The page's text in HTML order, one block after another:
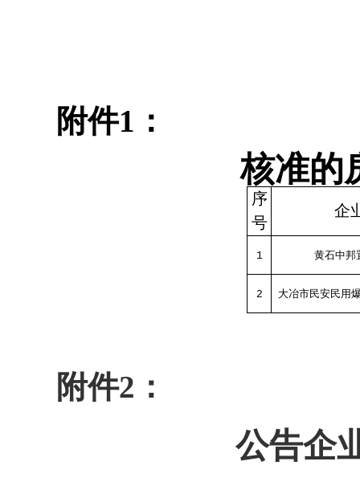
附件1 ：
核准的
序
号
企
1 黄石中邦
2 大冶市民安民用
附件2：
公告企